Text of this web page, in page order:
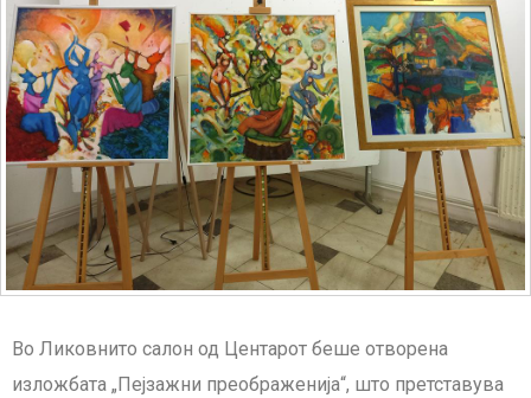
Во Ликовнито салон од Центарот беше отворена
изложбата „Пејзажни преображенија“, што претставува